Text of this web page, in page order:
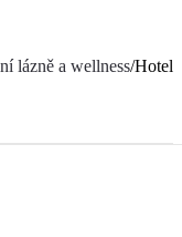
lázně a wellness/Hotel